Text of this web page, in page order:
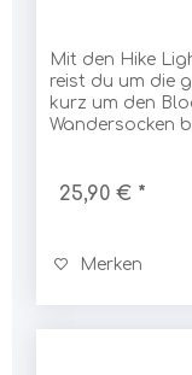
Mit den Hike
reist du um die
kurz um den
Wandersocken
25,90 € *
Merken